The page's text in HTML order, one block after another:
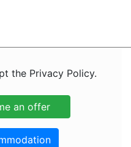
the Privacy Policy.